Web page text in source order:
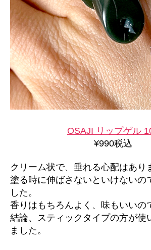
OSAJI リップゲル
¥990税込
クリーム状で、垂れる心配はあり
塗る時に伸ばさないといけないの
した。
香りはもちろんよく、味もいいの
結論、スティックタイプの方が使
ました。